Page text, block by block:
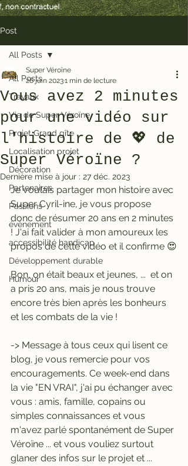
Post
All Posts
Travaux
Vie de Super Véroïne
Projet Grand gîte
Localisation projet
Décoration
Partenaires
Passions
évènement
accessibilité handicap
Développement durable
Humour
All Posts
Vous avez 2 minutes
pour une vidéo sur
l'histoire de 💖 de
Super Véroïne ?
Super Véroïne
26 juin 20231 min de lecture
Dernière mise à jour : 27 déc. 2023
Je voulais partager mon histoire avec
Super Cyril-ine, je vous propose
donc de résumer 20 ans en 2 minutes
! J'ai fait valider à mon amoureux les
propos de cette vidéo et il confirme 😍
Bon, on était beaux et jeunes, ...  et on
a pris 20 ans, mais je nous trouve
encore très bien après les bonheurs
et les combats de la vie !
-> Message à tous ceux qui lisent ce
blog, je vous remercie pour vos
encouragements. Ce week-end dans
la vie "EN VRAI", j'ai pu échanger avec
vous : amis, famille, copains ou
simples connaissances et vous
m'avez parlé spontanément de Super
Véroïne ... et vous vouliez surtout
glaner des infos sur le projet et ...